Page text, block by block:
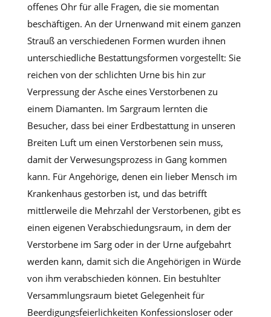
offenes Ohr für alle Fragen, die sie momentan
beschäftigen. An der Urnenwand mit einem ganzen
Strauß an verschiedenen Formen wurden ihnen
unterschiedliche Bestattungsformen vorgestellt: Sie
reichen von der schlichten Urne bis hin zur
Verpressung der Asche eines Verstorbenen zu
einem Diamanten. Im Sargraum lernten die
Besucher, dass bei einer Erdbestattung in unseren
Breiten Luft um einen Verstorbenen sein muss,
damit der Verwesungsprozess in Gang kommen
kann. Für Angehörige, denen ein lieber Mensch im
Krankenhaus gestorben ist, und das betrifft
mittlerweile die Mehrzahl der Verstorbenen, gibt es
einen eigenen Verabschiedungsraum, in dem der
Verstorbene im Sarg oder in der Urne aufgebahrt
werden kann, damit sich die Angehörigen in Würde
von ihm verabschieden können. Ein bestuhlter
Versammlungsraum bietet Gelegenheit für
Beerdigungsfeierlichkeiten Konfessionsloser oder